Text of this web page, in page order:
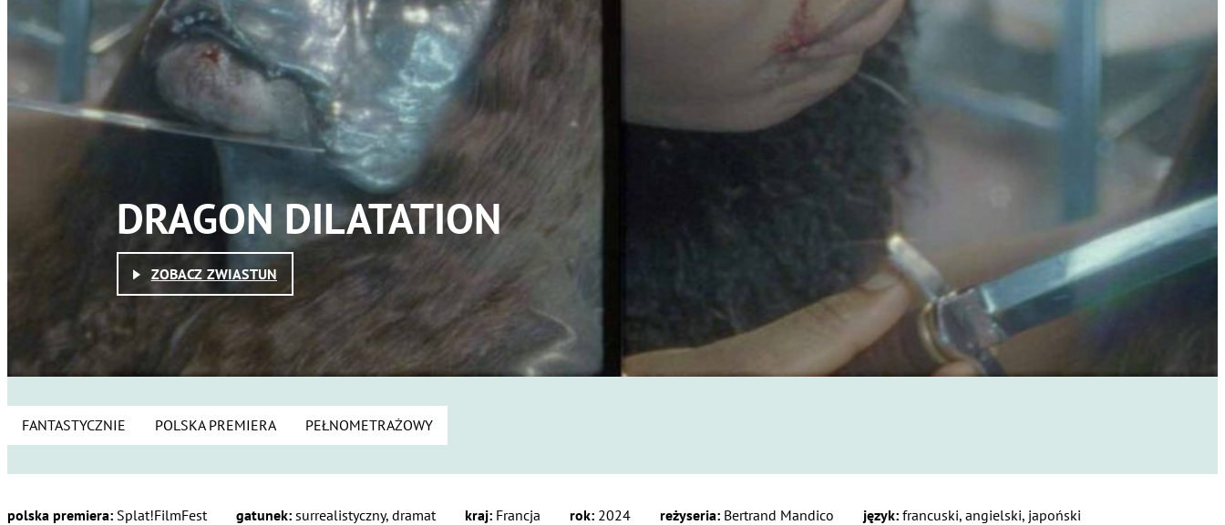
DRAGON DILATATION
ZOBACZ ZWIASTUN
FANTASTYCZNIE POLSKA PREMIERA PEŁNOMETRAŻOWY
polska premiera: Splat!FilmFest gatunek: surrealistyczny, dramat kraj: Francja rok: 2024 reżyseria: Bertrand Mandico język: francuski, angielski, japoński